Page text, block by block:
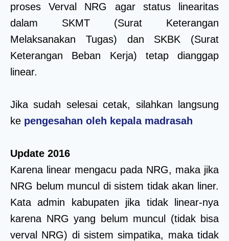
proses Verval NRG agar status linearitas
dalam SKMT (Surat Keterangan
Melaksanakan Tugas) dan SKBK (Surat
Keterangan Beban Kerja) tetap dianggap
linear.
Jika sudah selesai cetak, silahkan langsung
ke pengesahan oleh kepala madrasah
Update 2016
Karena linear mengacu pada NRG, maka jika
NRG belum muncul di sistem tidak akan liner.
Kata admin kabupaten jika tidak linear-nya
karena NRG yang belum muncul (tidak bisa
verval NRG) di sistem simpatika, maka tidak